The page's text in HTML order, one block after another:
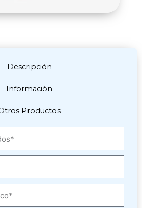
Descripción
Información
Productos